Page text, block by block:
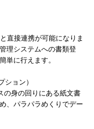
直接連携が可能になりま
理システムへの書類登
単に行えます。
ョン）
の身の回りにある紙文書
、パラパラめくりでデー